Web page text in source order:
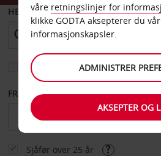
HENT FRA
Velg et annet leveringssted
FRA DATO TIL
Sjåfør over 25 år
våre retningslinjer for
klikke GODTA aksepterer du
informasjonskapsler.
ADMINISTRER
AKSEPTER OG